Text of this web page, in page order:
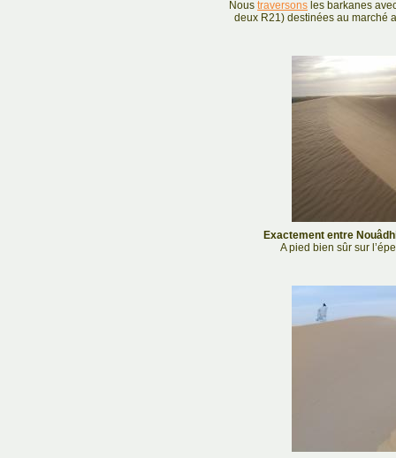
Nous traversons les barkanes
deux R21) destinées au marché
Exactement entre
A pied bien sûr sur